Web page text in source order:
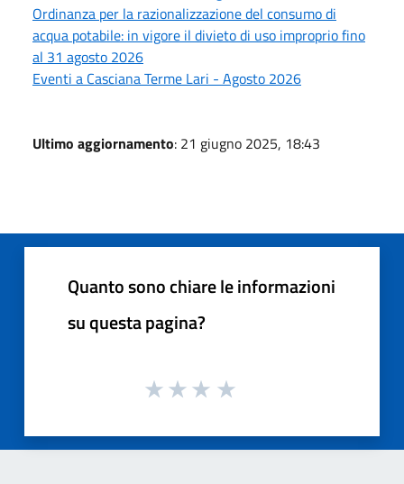
Ordinanza per la razionalizzazione del consumo di
acqua potabile: in vigore il divieto di uso improprio fino
al 31 agosto 2026
Eventi a Casciana Terme Lari - Agosto 2026
Ultimo aggiornamento: 21 giugno 2025, 18:43
Quanto sono chiare le informazioni
su questa pagina?